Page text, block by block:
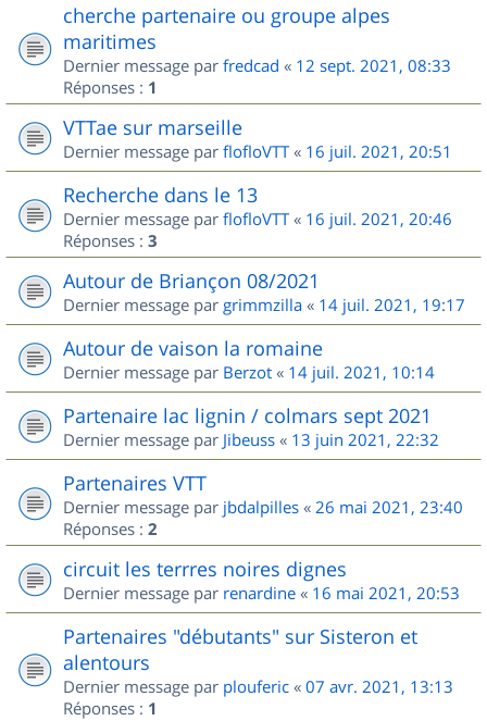
cherche partenaire ou groupe alpes
maritimes
Dernier message par fredcad « 12 sept. 2021, 08:33
Réponses : 1
VTTae sur marseille
Dernier message par flofloVTT« 16 juil. 2021, 20:51
Recherche dans le 13
Dernier message par flofloVTT« 16 juil. 2021, 20:46
Réponses : 3
Autour de Briançon 08/2021
Dernier message par grimmzilla « 14 juil. 2021, 19:17
Autour de vaison la romaine
Dernier message par Berzot « 14 juil. 2021, 10:14
Partenaire lac lignin / colmars sept 2021
Dernier message par Jibeuss « 13 juin 2021, 22:32
Partenaires VTT
Dernier message par jbdalpilles « 26 mai 2021, 23:40
Réponses : 2
circuit les terrres noires dignes
Dernier message par renardine « 16 mai 2021, 20:53
Partenaires "débutants" sur Sisteron et
alentours
Dernier message par plouferic « 07 avr. 2021, 13:13
Réponses : 1